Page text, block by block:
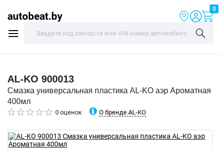
autobeat.by
0
AL-KO 900013
Смазка универсальная пластика AL-KO аэр Ароматная
400мл
0 оценок О бренде AL-KO